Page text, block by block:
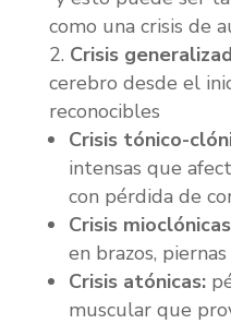
como una crisis de
Crisis
cerebro desde el
reconocibles
Crisis tónico-
intensas que
con pérdida de
Crisis
en brazos,
Crisis atónicas:
muscular que